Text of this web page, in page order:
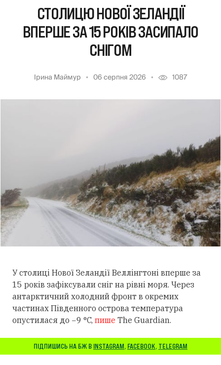
СТОЛИЦЮ НОВОЇ ЗЕЛАНДІЇ
ВПЕРШЕ ЗА 15 РОКІВ ЗАСИПАЛО
СНІГОМ
Ірина Маймур 06 серпня 2026 1087
У столиці Нової Зеландії Веллінгтоні вперше за
15 років зафіксували сніг на рівні моря. Через
антарктичний холодний фронт в окремих
частинах Південного острова температура
опустилася до −9 °C, пише The Guardian.
ПІДПИШИСЬ НА БЖ В INSTAGRAM, FACEBOOK, TELEGRAM